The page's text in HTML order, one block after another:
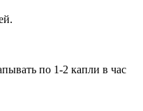
по 1-2 капли в час